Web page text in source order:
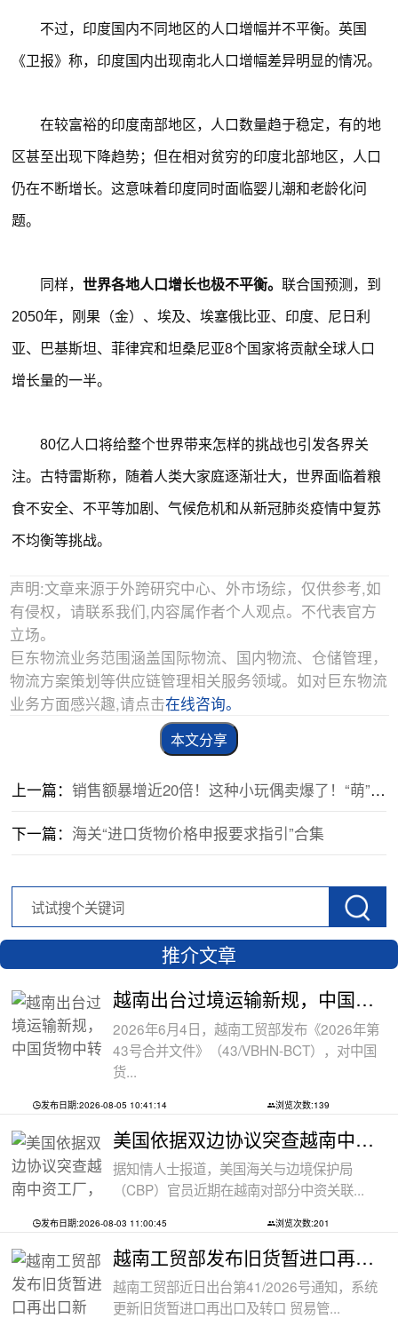
不过，印度国内不同地区的人口增幅并不平衡。英国
《卫报》称，印度国内出现南北人口增幅差异明显的情况。
在较富裕的印度南部地区，人口数量趋于稳定，有的地
区甚至出现下降趋势；但在相对贫穷的印度北部地区，人口
仍在不断增长。这意味着印度同时面临婴儿潮和老龄化问
题。
同样，世界各地人口增长也极不平衡。联合国预测，到
2050年，刚果（金）、埃及、埃塞俄比亚、印度、尼日利
亚、巴基斯坦、菲律宾和坦桑尼亚8个国家将贡献全球人口
增长量的一半。
80亿人口将给整个世界带来怎样的挑战也引发各界关
注。古特雷斯称，随着人类大家庭逐渐壮大，世界面临着粮
食不安全、不平等加剧、气候危机和从新冠肺炎疫情中复苏
不均衡等挑战。
声明:文章来源于外跨研究中心、外市场综，仅供参考,如
有侵权，请联系我们,内容属作者个人观点。不代表官方
立场。
巨东物流业务范围涵盖国际物流、国内物流、仓储管理，
物流方案策划等供应链管理相关服务领域。如对巨东物流
业务方面感兴趣,请点击在线咨询。
本文分享
上一篇： 销售额暴增近20倍！这种小玩偶卖爆了！“萌”生大商机！
下一篇： 海关“进口货物价格申报要求指引”合集
推介文章
越南出台过境运输新规，中国货物中转通
2026年6月4日，越南工贸部发布《2026年第
43号合并文件》（43/VBHN-BCT），对中国
货...
发布日期:2026-08-05 10:41:14 浏览次数:139
美国依据双边协议突查越南中资工厂，三
据知情人士报道，美国海关与边境保护局
（CBP）官员近期在越南对部分中资关联...
发布日期:2026-08-03 11:00:45 浏览次数:201
越南工贸部发布旧货暂进口再出口新规：
越南工贸部近日出台第41/2026号通知，系统
更新旧货暂进口再出口及转口 贸易管...